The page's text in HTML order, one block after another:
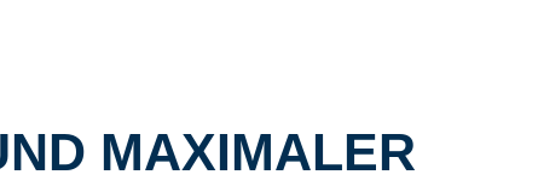
MAXIMALER